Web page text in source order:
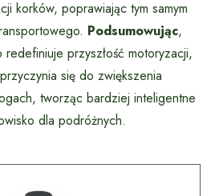
korków, poprawiając tym samym
Podsumowując,
przyszłość motoryzacji,
się do zwiększenia
tworząc bardziej inteligentne
dla podróżnych.